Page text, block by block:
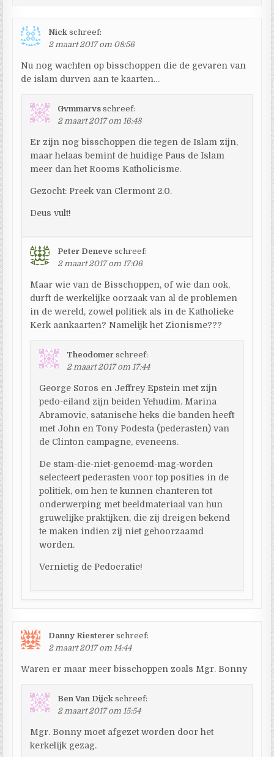
Nick schreef:
2 maart 2017 om 08:56
Nu nog wachten op bisschoppen die de gevaren van
de islam durven aan te kaarten…
Gvmmarvs schreef:
2 maart 2017 om 16:48
Er zijn nog bisschoppen die tegen de Islam zijn,
maar helaas bemint de huidige Paus de Islam
meer dan het Rooms Katholicisme.
Gezocht: Preek van Clermont 2.0.
Deus vult!
Peter Deneve schreef:
2 maart 2017 om 17:06
Maar wie van de Bisschoppen, of wie dan ook,
durft de werkelijke oorzaak van al de problemen
in de wereld, zowel politiek als in de Katholieke
Kerk aankaarten? Namelijk het Zionisme???
Theodomer schreef:
2 maart 2017 om 17:44
George Soros en Jeffrey Epstein met zijn
pedo-eiland zijn beiden Yehudim. Marina
Abramovic, satanische heks die banden heeft
met John en Tony Podesta (pederasten) van
de Clinton campagne, eveneens.
De stam-die-niet-genoemd-mag-worden
selecteert pederasten voor top posities in de
politiek, om hen te kunnen chanteren tot
onderwerping met beeldmateriaal van hun
gruwelijke praktijken, die zij dreigen bekend
te maken indien zij niet gehoorzaamd
worden.
Vernietig de Pedocratie!
Danny Riesterer schreef:
2 maart 2017 om 14:44
Waren er maar meer bisschoppen zoals Mgr. Bonny
Ben Van Dijck schreef:
2 maart 2017 om 15:54
Mgr. Bonny moet afgezet worden door het
kerkelijk gezag.